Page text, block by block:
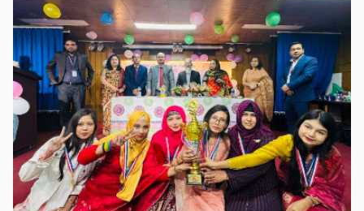
গৌরবের মুহূর্ত
গৌরবের মুহূর্ত